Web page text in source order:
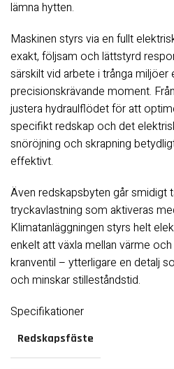
lämna hytten.
Maskinen styrs via en fullt
exakt, följsam och lättstyrd
särskilt vid arbete i trånga miljöer
precisionskrävande moment.
justera hydraulflödet för att
specifikt redskap och det
snöröjning och skrapning
effektivt.
Även redskapsbyten går smidigt
tryckavlastning som aktiveras
Klimatanläggningen styrs helt
enkelt att växla mellan värme
kranventil – ytterligare en detalj
och minskar stilleståndstid.
Specifikationer
Redskapsfäste